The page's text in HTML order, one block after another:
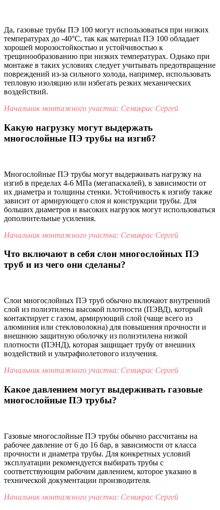
Да, газовые трубы ПЭ 100 могут использоваться при низких
температурах до -40°C, так как материал ПЭ 100 обладает
хорошей морозостойкостью и устойчивостью к
трещинообразованию при низких температурах. Однако при
монтаже в таких условиях следует учитывать предотвращение
повреждений из-за сильного холода, например, использовать
тепловую изоляцию или избегать резких механических
воздействий.
Начальник монтажного участка: Семикрас Сергей
Какую нагрузку могут выдержать
многослойные ПЭ трубы на изгиб?
Многослойные ПЭ трубы могут выдерживать нагрузку на
изгиб в пределах 4-6 МПа (мегапаскалей), в зависимости от
их диаметра и толщины стенки. Устойчивость к изгибу также
зависит от армирующего слоя и конструкции трубы. Для
больших диаметров и высоких нагрузок могут использоваться
дополнительные усиления.
Начальник монтажного участка: Семикрас Сергей
Что включают в себя слои многослойных ПЭ
труб и из чего они сделаны?
Слои многослойных ПЭ труб обычно включают внутренний
слой из полиэтилена высокой плотности (ПЭВД), который
контактирует с газом, армирующий слой (чаще всего из
алюминия или стекловолокна) для повышения прочности и
внешнюю защитную оболочку из полиэтилена низкой
плотности (ПЭНД), которая защищает трубу от внешних
воздействий и ультрафиолетового излучения.
Начальник монтажного участка: Семикрас Сергей
Какое давлением могут выдерживать газовые
многослойные ПЭ трубы?
Газовые многослойные ПЭ трубы обычно рассчитаны на
рабочее давление от 6 до 16 бар, в зависимости от класса
прочности и диаметра трубы. Для конкретных условий
эксплуатации рекомендуется выбирать трубы с
соответствующим рабочим давлением, которое указано в
технической документации производителя.
Начальник монтажного участка: Семикрас Сергей